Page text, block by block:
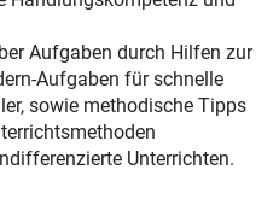
Aufgaben durch Hilfen zur
Aufgaben für schnelle
sowie methodische Tipps
Unterrichten.